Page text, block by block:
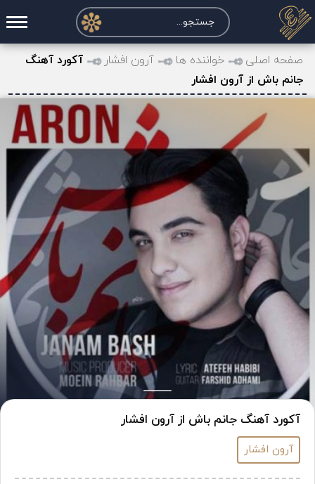
صفحه اصلی
درخواست آکورد
نت و تبلچر
تماس با ما
حساب کاربری
صفحه اصلی خواننده ها آرون افشار
آکورد آهنگ
جانم باش از آرون افشار
آکورد آهنگ جانم باش از آرون افشار
آرون افشار